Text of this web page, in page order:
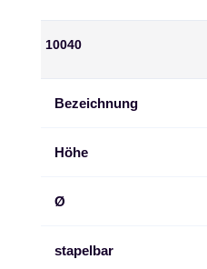
10040
Bezeichnung
Höhe
Ø
stapelbar